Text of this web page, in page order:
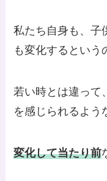
私たち自身も、子
も変化するという
若い時とは違って
を感じられるよう
変化して当たり前